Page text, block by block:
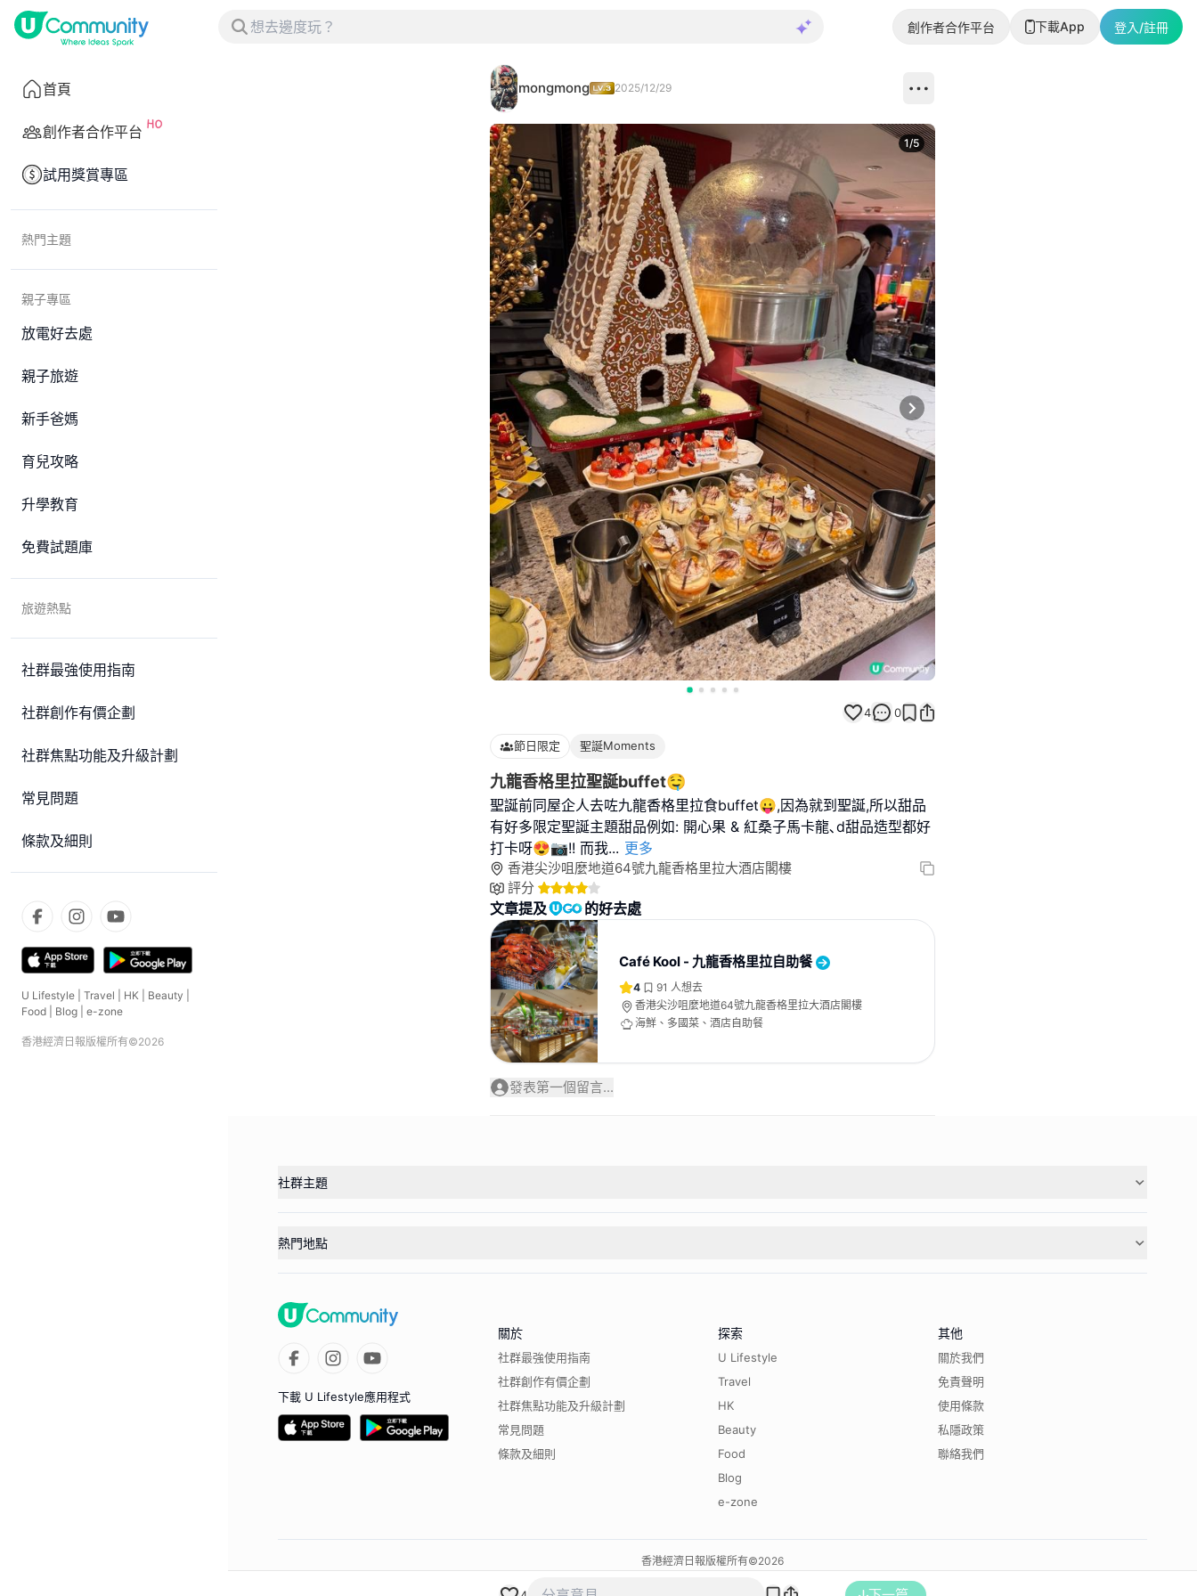
創作者合作平台 下載App 登入/註冊
首頁
創作者合作平台
試用獎賞專區
熱門主題
親子專區
放電好去處
親子旅遊
新手爸媽
育兒攻略
升學教育
免費試題庫
旅遊熱點
社群最強使用指南
社群創作有價企劃
社群焦點功能及升級計劃
常見問題
條款及細則
U Lifestyle Travel HK Beauty
Food
Blog e-zone
香港經濟日報版權所有©2026
mongmong 2025/12/29
Next slide
1/5
4 0
節日限定 聖誕Moments
九龍香格里拉聖誕buffet🤤
聖誕前同屋企人去咗九龍香格里拉食buffet😛,因為就到聖誕,所以甜品
有好多限定聖誕主題甜品例如: 開心果 & 紅桑子馬卡龍､d甜品造型都好
打卡呀😍📷!! 而我... 更多
香港尖沙咀麼地道64號九龍香格里拉大酒店閣樓
評分
文章提及 的好去處
Café Kool - 九龍香格里拉自助餐
4 91 人想去
香港尖沙咀麼地道64號九龍香格里拉大酒店閣樓
海鮮、多國菜、酒店自助餐
發表第一個留言...
社群主題
熱門地點
下載 U Lifestyle應用程式
關於
社群最強使用指南
社群創作有價企劃
社群焦點功能及升級計劃
常見問題
條款及細則
探索
U Lifestyle
Travel
HK
Beauty
Food
Blog
e-zone
其他
關於我們
免責聲明
使用條款
私隱政策
聯絡我們
香港經濟日報版權所有©2026